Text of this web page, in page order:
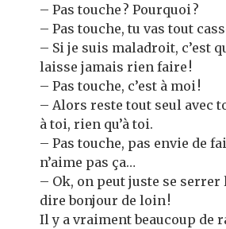
– Pas touche ? Pourquoi ?
– Pas touche, tu vas tout
– Si je suis maladroit, c’est
laisse jamais rien faire !
– Pas touche, c’est à moi !
– Alors reste tout seul avec
à toi, rien qu’à toi.
– Pas touche, pas envie de
n’aime pas ça…
– Ok, on peut juste se serrer
dire bonjour de loin !
Il y a vraiment beaucoup de